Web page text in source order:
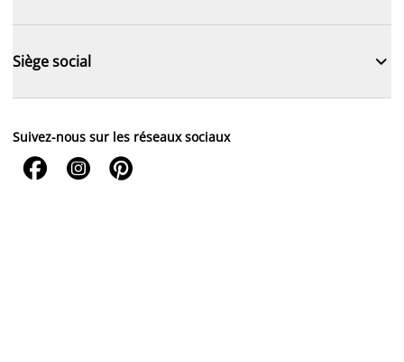
Siège social 
Suivez-nous sur les réseaux sociaux
  